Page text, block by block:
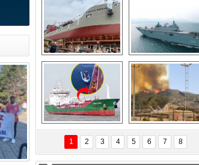
Çeksan Tersanesi,
Başaran Bayrak
tankerini suya
indirdi
TCG Anadolu,
tersane teknik
seyrini tamamladı
Göçmenlerin
imdadına Türk
sahipli MINA DENIZ
yetişti
Milas’taki yangın
yeniden termik
santrallere doğru
ilerliyor
1 2 3 4 5 6 7 8